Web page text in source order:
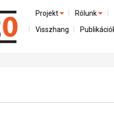
Projekt
Előzmények
Az összeomlás és a
Utókor és emlékezet
Rólunk
A
Visszhang